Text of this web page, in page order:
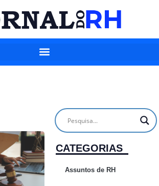
CATEGORIAS
Assuntos de RH